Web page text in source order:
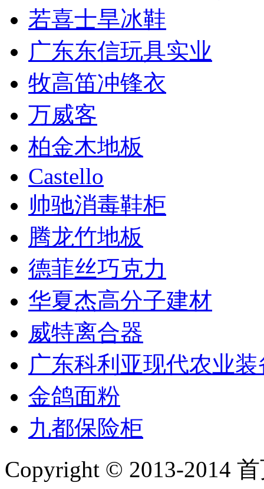
若喜士旱冰鞋
广东东信玩具实业
牧高笛冲锋衣
万威客
柏金木地板
Castello
帅驰消毒鞋柜
腾龙竹地板
德菲丝巧克力
华夏杰高分子建材
威特离合器
广东科利亚现代农业装
金鸽面粉
九都保险柜
Copyright © 2013-2014